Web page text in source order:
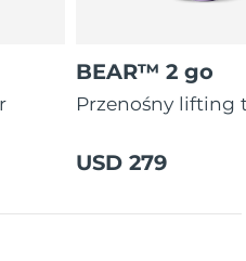
BEAR™ 2 go
Przenośny lifting
USD 279